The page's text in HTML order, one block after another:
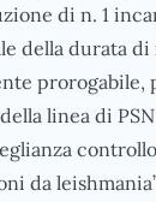
di n. 1
della durata di
prorogabile,
linea di
da